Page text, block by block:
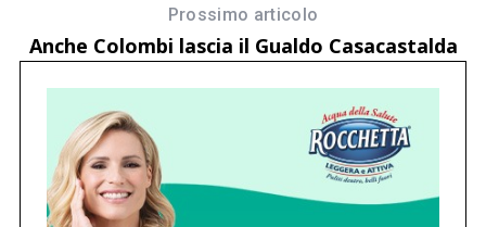
Prossimo articolo
Anche Colombi lascia il Gualdo Casacastalda